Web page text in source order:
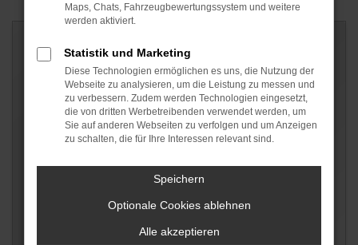
Maps, Chats, Fahrzeugbewertungssystem und weitere
werden aktiviert.
Statistik und Marketing
Diese Technologien ermöglichen es uns, die Nutzung der
Webseite zu analysieren, um die Leistung zu messen und
zu verbessern. Zudem werden Technologien eingesetzt,
die von dritten Werbetreibenden verwendet werden, um
Sie auf anderen Webseiten zu verfolgen und um Anzeigen
zu schalten, die für Ihre Interessen relevant sind.
Speichern
Optionale Cookies ablehnen
Alle akzeptieren